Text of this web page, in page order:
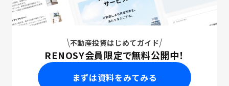
不動産投資はじめてガイド
RENOSY会員限定で無料公開中！
まずは資料をみてみる